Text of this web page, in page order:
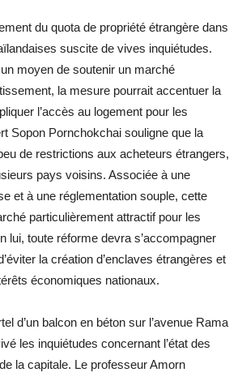
du quota de propriété étrangère dans
suscite de vives inquiétudes.
moyen de soutenir un marché
la mesure pourrait accentuer la
l’accès au logement pour les
Sopon Pornchokchai souligne que la
de restrictions aux acheteurs étrangers,
pays voisins. Associée à une
et à une réglementation souple, cette
particulièrement attractif pour les
lui, toute réforme devra s’accompagner
la création d’enclaves étrangères et
économiques nationaux.
d’un balcon en béton sur l’avenue Rama
les inquiétudes concernant l’état des
la capitale. Le professeur Amorn